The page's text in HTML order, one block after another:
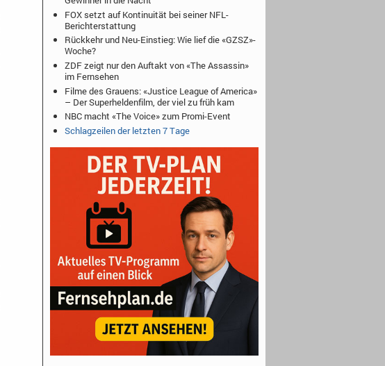
FOX setzt auf Kontinuität bei seiner NFL-
Berichterstattung
Rückkehr und Neu-Einstieg: Wie lief die «GZSZ»-
Woche?
ZDF zeigt nur den Auftakt von «The Assassin»
im Fernsehen
Filme des Grauens: «Justice League of America»
– Der Superheldenfilm, der viel zu früh kam
NBC macht «The Voice» zum Promi-Event
Schlagzeilen der letzten 7 Tage